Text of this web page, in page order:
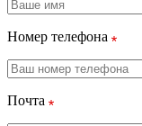
Номер телефона
Почта